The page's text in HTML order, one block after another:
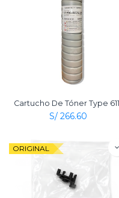
S/ 266.60
ORIGINAL